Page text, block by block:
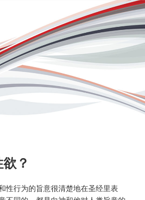
？
性行为的旨意很清楚地在圣经里表